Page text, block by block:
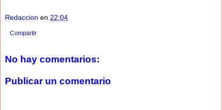
Redaccion en 22:04
Compartir
No hay comentarios:
Publicar un comentario